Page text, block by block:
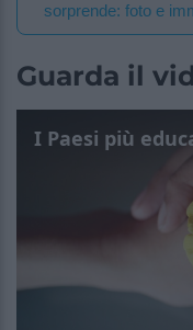
sorprende: foto e
Guarda il